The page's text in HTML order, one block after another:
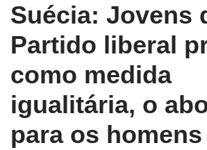
Suécia: Jovens
Partido liberal
como medida
igualitária, o
para os homens